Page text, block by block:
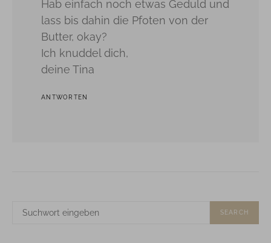
Hab einfach noch etwas Geduld und
lass bis dahin die Pfoten von der
Butter, okay?
Ich knuddel dich,
deine Tina
ANTWORTEN
SUCHE
SEARCH